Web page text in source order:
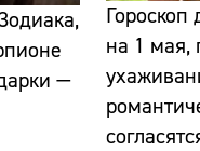
—
Гороскоп
на 1 мая,
Сайт:
Адрес: